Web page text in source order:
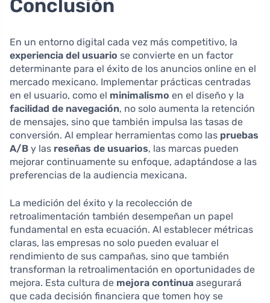
Conclusión
En un entorno digital cada vez más competitivo, la
experiencia del usuario se convierte en un factor
determinante para el éxito de los anuncios online en el
mercado mexicano. Implementar prácticas centradas
en el usuario, como el minimalismo en el diseño y la
facilidad de navegación, no solo aumenta la retención
de mensajes, sino que también impulsa las tasas de
conversión. Al emplear herramientas como las pruebas
A/B y las reseñas de usuarios, las marcas pueden
mejorar continuamente su enfoque, adaptándose a las
preferencias de la audiencia mexicana.
La medición del éxito y la recolección de
retroalimentación también desempeñan un papel
fundamental en esta ecuación. Al establecer métricas
claras, las empresas no solo pueden evaluar el
rendimiento de sus campañas, sino que también
transforman la retroalimentación en oportunidades de
mejora. Esta cultura de mejora continua asegurará
que cada decisión financiera que tomen hoy se